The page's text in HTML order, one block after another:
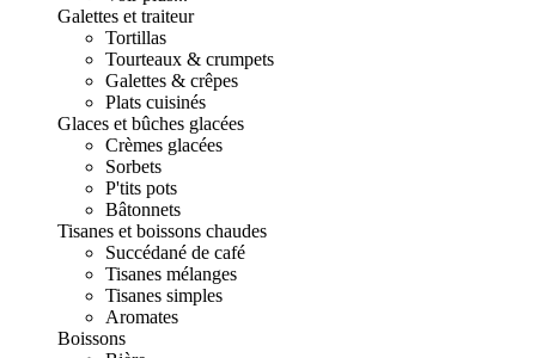
Galettes et traiteur
Tortillas
Tourteaux & crumpets
Galettes & crêpes
Plats cuisinés
Glaces et bûches glacées
Crèmes glacées
Sorbets
P'tits pots
Bâtonnets
Tisanes et boissons chaudes
Succédané de café
Tisanes mélanges
Tisanes simples
Aromates
Boissons